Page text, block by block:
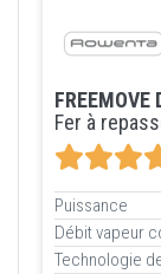
Fer à
Puissance
Débit vapeur
Technologie